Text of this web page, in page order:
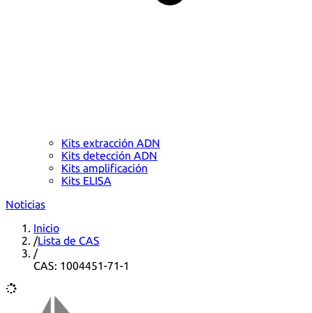
Kits extracción ADN
Kits detección ADN
Kits amplificación
Kits ELISA
Noticias
Inicio
/Lista de CAS
/
CAS: 1004451-71-1